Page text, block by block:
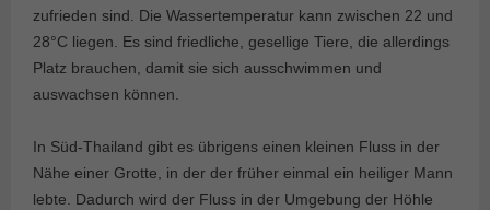
zufrieden sind. Die Wassertemperatur kann zwischen 22 und
28°C liegen. Es sind friedliche, gesellige Tiere, die allerdings
Platz brauchen, damit sie sich ausschwimmen und
auswachsen können.
In Süd-Thailand gibt es übrigens einen kleinen Fluss in der
Nähe einer Grotte, in der der früher einmal ein heiliger Mann
lebte. Dadurch wird der Fluss in der Umgebung der Höhle